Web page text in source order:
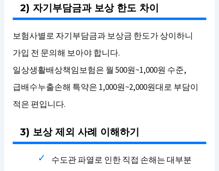
2) 자기부담금과 보상 한도 차이
보험사별로 자기부담금과 보상금 한도가 상이하니
가입 전 문의해 보아야 합니다.
일상생활배상책임보험은 월 500원~1,000원 수준,
급배수누출손해 특약은 1,000원~2,000원대로 부담이
적은 편입니다.
3) 보상 제외 사례 이해하기
수도관 파열로 인한 직접 손해는 대부분